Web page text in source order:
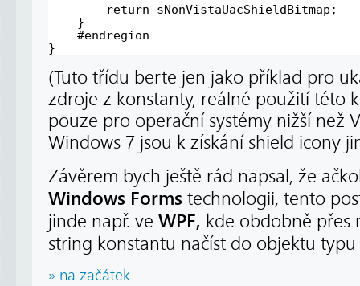
return sNonVistaUacShieldBitmap;
}
#endregion
}
(Tuto třídu berte jen jako příklad pro
zdroje z konstanty, reálné použití této
pouze pro operační systémy nižší než
Windows 7 jsou k získání shield icony
Závěrem bych ještě rád napsal, že
Windows Forms technologii, tento
jinde např. ve WPF, kde obdobně přes
string konstantu načíst do objektu typu
» na začátek